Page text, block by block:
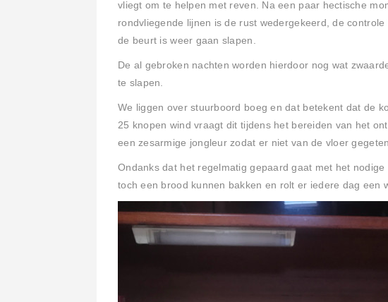
vliegt om te helpen met reven. Na een paar hectische
rondvliegende lijnen is de rust wedergekeerd, de
de beurt is weer gaan slapen.
De al gebroken nachten worden hierdoor nog wat
te slapen.
We liggen over stuurboord boeg en dat betekent dat de
25 knopen wind vraagt dit tijdens het bereiden van het
een zesarmige jongleur zodat er niet van de vloer
Ondanks dat het regelmatig gepaard gaat met het
toch een brood kunnen bakken en rolt er iedere dag een